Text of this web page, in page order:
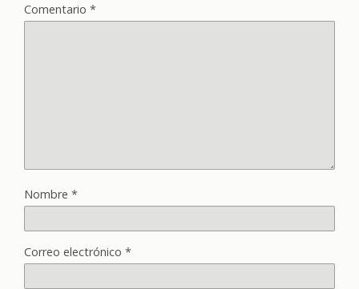
Comentario *
Nombre *
Correo electrónico *